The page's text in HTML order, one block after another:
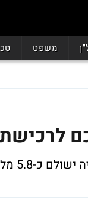
משפט
דונם ברומניה
לבניה למגורים